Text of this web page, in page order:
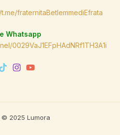
fraternitaBetlemmediEfrata
Whatsapp
0029VaJ1EFpHAdNRf1TH3A1i
2025 Lumora